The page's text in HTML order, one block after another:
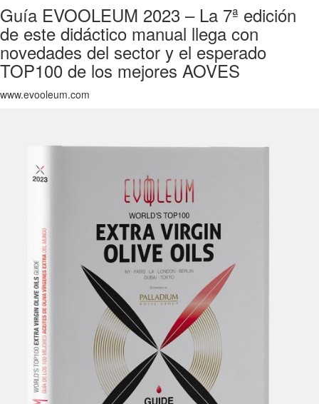
Guía EVOOLEUM 2023 – La 7ª edición
de este didáctico manual llega con
novedades del sector y el esperado
TOP100 de los mejores AOVES
www.evooleum.com